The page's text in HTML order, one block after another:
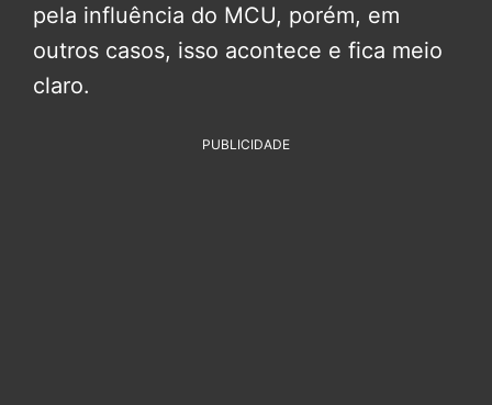
pela influência do MCU, porém, em
outros casos, isso acontece e fica meio
claro.
PUBLICIDADE